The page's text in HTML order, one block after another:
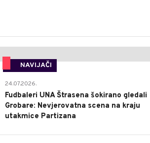
NAVIJAČI
24.07.2026.
Fudbaleri UNA Štrasena šokirano gledali
Grobare: Nevjerovatna scena na kraju
utakmice Partizana